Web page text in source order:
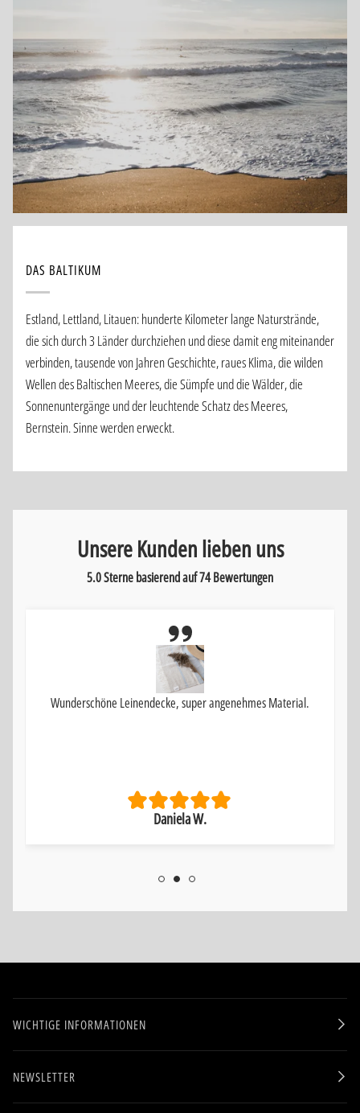
DAS BALTIKUM
Estland, Lettland, Litauen: hunderte Kilometer lange Naturstrände,
die sich durch 3 Länder durchziehen und diese damit eng miteinander
verbinden, tausende von Jahren Geschichte, raues Klima, die wilden
Wellen des Baltischen Meeres, die Sümpfe und die Wälder, die
Sonnenuntergänge und der leuchtende Schatz des Meeres,
Bernstein. Sinne werden erweckt.
Unsere Kunden lieben uns
5.0 Sterne basierend auf74Bewertungen
Wunderschöne Leinendecke, super angenehmes Material.
Daniela W.
WICHTIGE INFORMATIONEN
NEWSLETTER